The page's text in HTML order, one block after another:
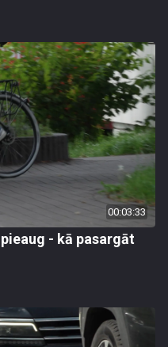
00:03:33
- kā pasargāt